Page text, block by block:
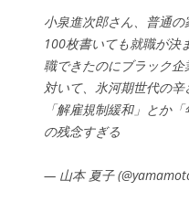
小泉進次郎さん、普通
100枚書いても就職が決
職できたのにブラック
対いて、氷河期世代の辛
「解雇規制緩和」とか
の残念すぎる
— 山本 夏子